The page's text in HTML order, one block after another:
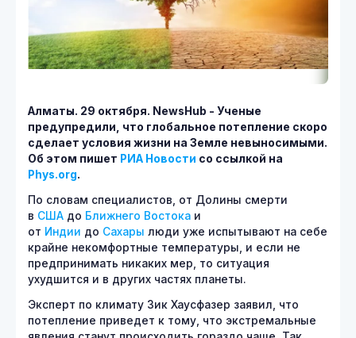
Алматы. 29 октября. NewsHub - Ученые
предупредили, что глобальное потепление скоро
сделает условия жизни на Земле невыносимыми.
Об этом пишет РИА Новости со ссылкой на
Phys.org.
По словам специалистов, от Долины смерти
в США до Ближнего Востока и
от Индии до Сахары люди уже испытывают на себе
крайне некомфортные температуры, и если не
предпринимать никаких мер, то ситуация
ухудшится и в других частях планеты.
Эксперт по климату Зик Хаусфазер заявил, что
потепление приведет к тому, что экстремальные